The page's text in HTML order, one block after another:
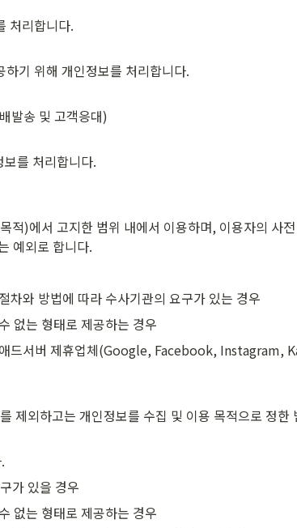
처리합니다.
기 위해 개인정보를 처리합니다.
발송 및 고객응대)
를 처리합니다.
)에서 고지한 범위 내에서 이용하며, 이용자의 사
예외로 합니다.
차와 방법에 따라 수사기관의 요구가 있는 경우
없는 형태로 제공하는 경우
드서버 제휴업체(Google, Facebook, Instagram,
외하고는 개인정보를 수집 및 이용 목적으로 정
가 있을 경우
없는 형태로 제공하는 경우